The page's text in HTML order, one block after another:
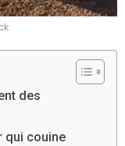
des
qui couine